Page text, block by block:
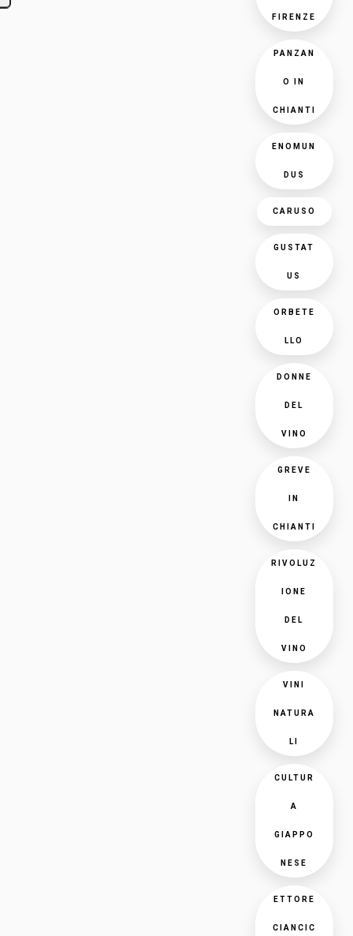
FIRENZE
PANZAN
O IN
CHIANTI
ENOMUN
DUS
CARUSO
GUSTAT
US
ORBETE
LLO
DONNE
DEL
VINO
GREVE
IN
CHIANTI
RIVOLUZ
IONE
DEL
VINO
VINI
NATURA
LI
CULTUR
A
GIAPPO
NESE
ETTORE
CIANCIC